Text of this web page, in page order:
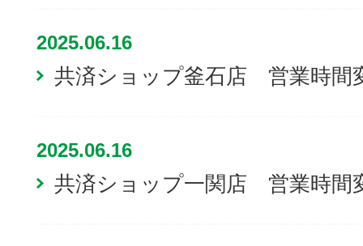
2025.06.16
共済ショップ釜石店 営業時間
2025.06.16
共済ショップ一関店 営業時間